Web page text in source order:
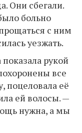
Они сбегали.
больно
с ним
уезжать.
рукой
все
поцеловала её
ей волосы. —
нужна, а мы